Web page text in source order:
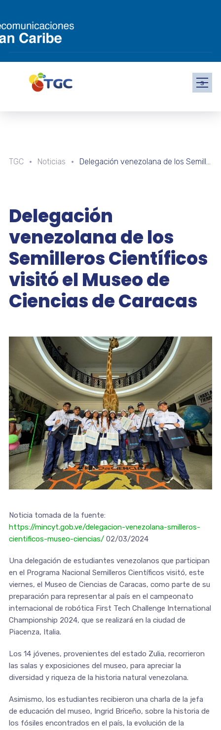
s
TGC Noticias Delegación venezolana de los Semilleros Científicos visitó el Museo de Ciencias de Caracas
Delegación
venezolana de los
Semilleros Científicos
visitó el Museo de
Ciencias de Caracas
Noticia tomada de la fuente:
https://mincyt.gob.ve/delegacion-venezolana-smilleros-
cientificos-museo-ciencias/02/03/2024
Una delegación de estudiantes venezolanos que participan
en el Programa Nacional Semilleros Científicos visitó, este
viernes, el Museo de Ciencias de Caracas, como parte de su
preparación para representar al país en el campeonato
internacional de robótica First Tech Challenge International
Championship 2024, que se realizará en la ciudad de
Piacenza, Italia.
Los 14 jóvenes, provenientes del estado Zulia, recorrieron
las salas y exposiciones del museo, para apreciar la
diversidad y riqueza de la historia natural venezolana.
Asimismo, los estudiantes recibieron una charla de la jefa
de educación del museo, Ingrid Briceño, sobre la historia de
los fósiles encontrados en el país, la evolución de la